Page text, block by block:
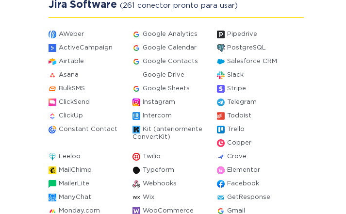
Jira Software (261 conector pronto para usar)
AWeber Google Analytics Pipedrive
ActiveCampaign Google Calendar PostgreSQL
Airtable Google Contacts Salesforce CRM
Asana Google Drive Slack
BulkSMS Google Sheets Stripe
ClickSend Instagram Telegram
ClickUp Intercom Todoist
Constant Contact
Kit (anteriormente
ConvertKit)
Trello
Copper
Leeloo Twilio Crove
MailChimp Typeform Elementor
MailerLite Webhooks Facebook
ManyChat Wix GetResponse
Monday.com WooCommerce Gmail